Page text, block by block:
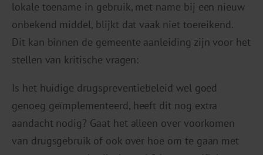
lokale toename in gebruik, met name bij een nieuw
onbekend middel, blijkt dat vaak niet toereikend.
Dit kan binnen de gemeente aanleiding zijn voor het
stellen van kritische vragen:
Is het huidige drugspreventiebeleid wel goed
genoeg geïmplementeerd, heeft dit nog extra
aandacht nodig? Gaat het alleen over voorkomen
van drugsgebruik of ook over hoe om te gaan met